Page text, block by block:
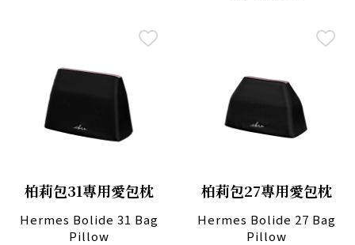
柏莉包31專用愛包枕
Hermes Bolide 31 Bag
Pillow
柏莉包27專用愛包枕
Hermes Bolide 27 Bag
Pillow